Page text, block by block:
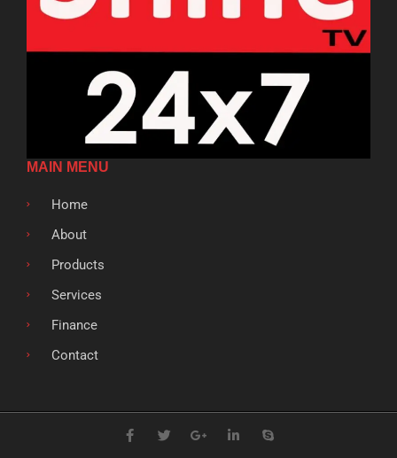
MAIN MENU
Home
About
Products
Services
Finance
Contact
a
c
w
i
o
o
i
n
k
y